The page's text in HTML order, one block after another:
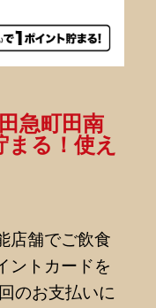
急町田南
る！使え
店舗でご飲食
ントカードを
のお支払いに